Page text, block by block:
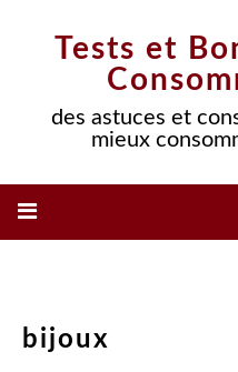
Tests et
des astuces et
mieux
bijoux